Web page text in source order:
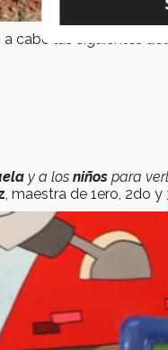
cabo las siguientes
y a los niños para
, maestra de 1ero, 2do